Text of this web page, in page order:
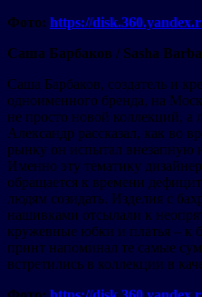
Фото: https://
Саша Барбаков / Sasha
Саша Барбаков, создатель и
одноименного бренда, на
не просто новой коллекций,
Александр рассказал, как во
рынку он испытал внезапную
Именно эту тематику
обращается к времени
людям созидать. Изделия с
нашивками отсылали к
кружевные юбки и платья – к
принт напоминал те самые
встретились в коллекции в